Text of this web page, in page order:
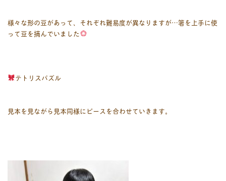
様々な形の豆があって、それぞれ難易度が異なりますが…箸を上手に使
って豆を摘んでいました
テトリスパズル
見本を見ながら見本同様にピースを合わせていきます。